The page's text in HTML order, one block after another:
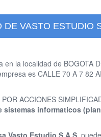
DE VASTO ESTUDIO
en la localidad de BOGOTA
es CALLE 70 A 7 82
ACCIONES
informaticos
Vasto Estudio S A S,